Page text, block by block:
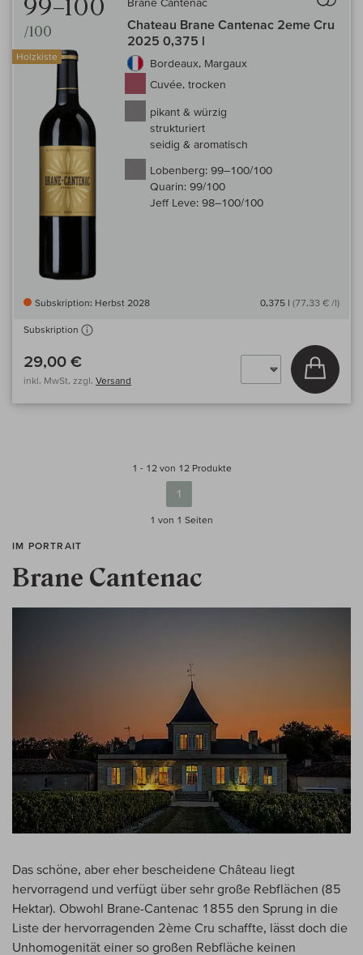
99–100
/100
Holzkiste
Chateau Brane Cantenac 2eme Cru
2025 0,375 l
Bordeaux, Margaux
Cuvée, trocken
pikant & würzig
strukturiert
seidig & aromatisch
Lobenberg: 99–100/100
Quarin: 99/100
Jeff Leve: 98–100/100
Subskription: Herbst 2028 0,375 l (77,33 € /l)
Subskription
29,00 €
inkl. MwSt, zzgl. Versand
In
1 - 12 von 12 Produkte
1
1 von 1 Seiten
IM PORTRAIT
Brane Cantenac
Das schöne, aber eher bescheidene Château liegt
hervorragend und verfügt über sehr große Rebflächen (85
Hektar). Obwohl Brane-Cantenac 1855 den Sprung in die
Liste der hervorragenden 2ème Cru schaffte, lässt doch die
Unhomogenität einer so großen Rebfläche keinen